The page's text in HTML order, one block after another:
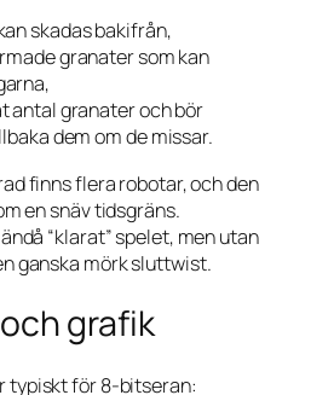
skadas bakifrån,
granater som kan
antal granater och bör
dem om de missar.
finns flera robotar, och den
en snäv tidsgräns.
“klarat” spelet, men utan
ganska mörk sluttwist.
grafik
typiskt för 8-bitseran: